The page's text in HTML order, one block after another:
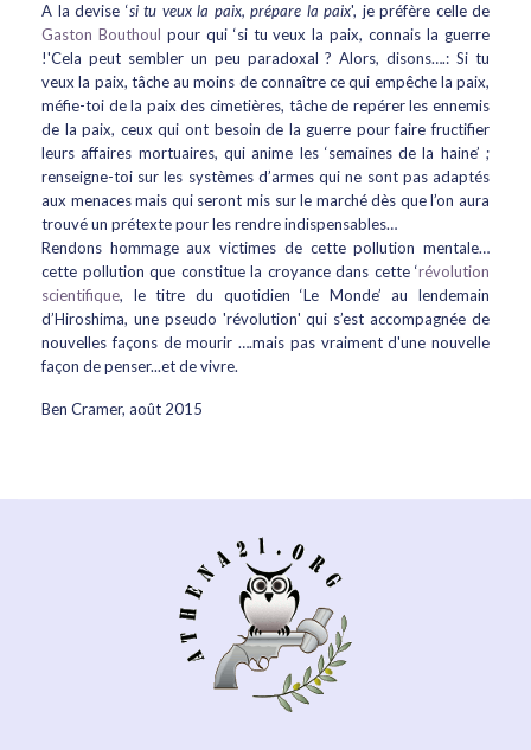
A la devise ‘si tu veux la paix, prépare la paix', je préfère celle de
Gaston Bouthoul pour qui ‘si tu veux la paix, connais la guerre
!'Cela peut sembler un peu paradoxal ? Alors, disons….: Si tu
veux la paix, tâche au moins de connaître ce qui empêche la paix,
méfie-toi de la paix des cimetières, tâche de repérer les ennemis
de la paix, ceux qui ont besoin de la guerre pour faire fructifier
leurs affaires mortuaires, qui anime les ‘semaines de la haine’ ;
renseigne-toi sur les systèmes d’armes qui ne sont pas adaptés
aux menaces mais qui seront mis sur le marché dès que l’on aura
trouvé un prétexte pour les rendre indispensables…
Rendons hommage aux victimes de cette pollution mentale…
cette pollution que constitue la croyance dans cette ‘révolution
scientifique, le titre du quotidien ‘Le Monde’ au lendemain
d’Hiroshima, une pseudo 'révolution' qui s’est accompagnée de
nouvelles façons de mourir ….mais pas vraiment d'une nouvelle
façon de penser...et de vivre.
Ben Cramer, août 2015